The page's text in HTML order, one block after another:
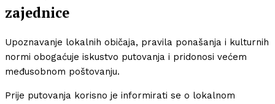
zajednice
Upoznavanje lokalnih običaja, pravila ponašanja i kulturnih
normi obogaćuje iskustvo putovanja i pridonosi većem
međusobnom poštovanju.
Prije putovanja korisno je informirati se o lokalnom